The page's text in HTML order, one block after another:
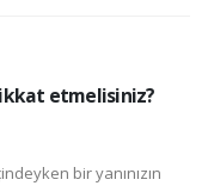
etmelisiniz?
bir yanınızın